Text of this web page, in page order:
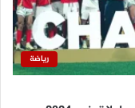
رياضة